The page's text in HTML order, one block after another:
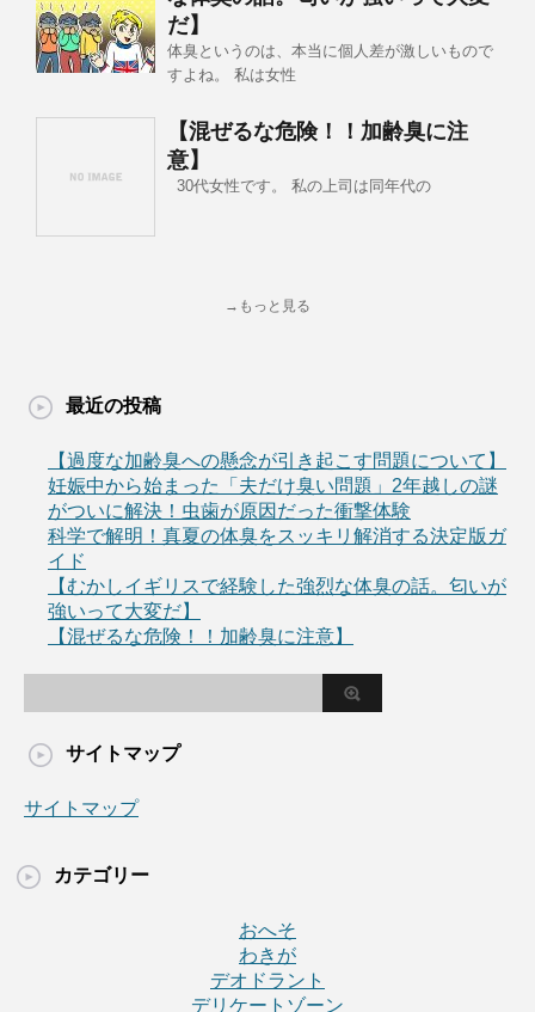
だ】
体臭というのは、本当に個人差が激しいもので
すよね。 私は女性
【混ぜるな危険！！加齢臭に注
意】
30代女性です。 私の上司は同年代の
→もっと見る
最近の投稿
【過度な加齢臭への懸念が引き起こす問題について】
妊娠中から始まった「夫だけ臭い問題」2年越しの謎
がついに解決！虫歯が原因だった衝撃体験
科学で解明！真夏の体臭をスッキリ解消する決定版ガ
イド
【むかしイギリスで経験した強烈な体臭の話。匂いが
強いって大変だ】
【混ぜるな危険！！加齢臭に注意】
サイトマップ
サイトマップ
カテゴリー
おへそ
わきが
デオドラント
デリケートゾーン